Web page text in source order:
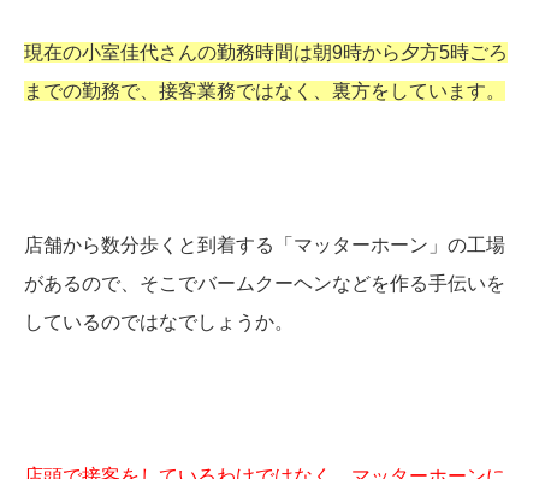
現在の小室佳代さんの勤務時間は朝9時から夕方5時ごろ
までの勤務で、接客業務ではなく、裏方をしています。
店舗から数分歩くと到着する「マッターホーン」の工場
があるので、そこでバームクーヘンなどを作る手伝いを
しているのではなでしょうか。